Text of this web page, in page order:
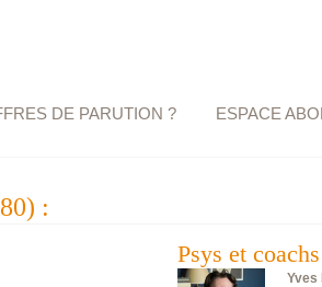
DE PARUTION ?
ESPACE
:
Psys et
Yves